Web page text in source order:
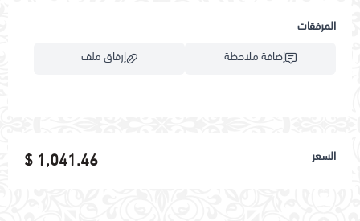
المرفقات
إضافة ملاحظة
إرفاق ملف
السعر 1,041.46 $